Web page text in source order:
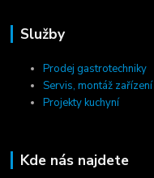
Služby
Prodej gastrotechniky
Servis, montáž zařízení
Projekty kuchyní
Kde nás najdete